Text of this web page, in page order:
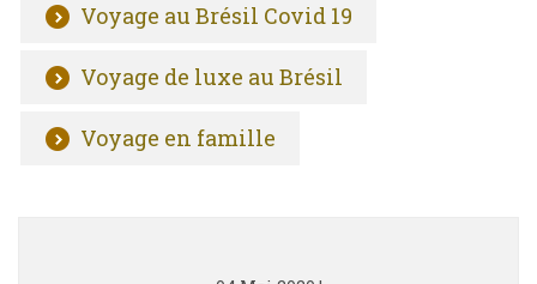
Voyage au Brésil Covid 19
Voyage de luxe au Brésil
Voyage en famille